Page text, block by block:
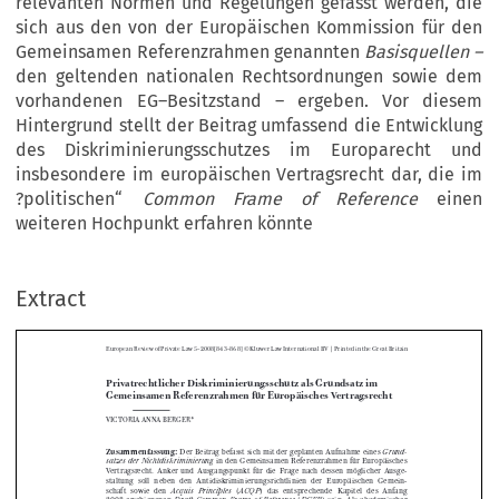
sich aus den von der Europäischen Kommission für den
Gemeinsamen Referenzrahmen genannten Basisquellen –
den geltenden nationalen Rechtsordnungen sowie dem
vorhandenen EG–Besitzstand – ergeben. Vor diesem
Hintergrund stellt der Beitrag umfassend die Entwicklung
des Diskriminierungsschutzes im Europarecht und
insbesondere im europäischen Vertragsrecht dar, die im
?politischen“
Common Frame of Reference einen
weiteren Hochpunkt erfahren könnte
Extract


  




   

Gemeinsamen Referenzrahmen für Europäisches Vertragsrecht
  Der  Beitrag  befasst  sich  mit  der  geplanten  Aufnahme  eines
satzes  der  Nichtdiskriminierung
schaft   sowie   den Acquis   Principles (ACQP)   das   entsprechende   Kapitel   des   Anfang
2008  erschienenen Draft  Common  Frame  of  Reference (DCFR)  sein.  Als  akademischer
Entwurf  stellt  der DCFR
  die  maßgebliche  Vorarbeit  auf  dem  Weg  zu  einem  zukünftigen
  „politischen“  Gemeinsamen  Referenzrahmen  dar,  den  die  Europäische  Kommission  bis